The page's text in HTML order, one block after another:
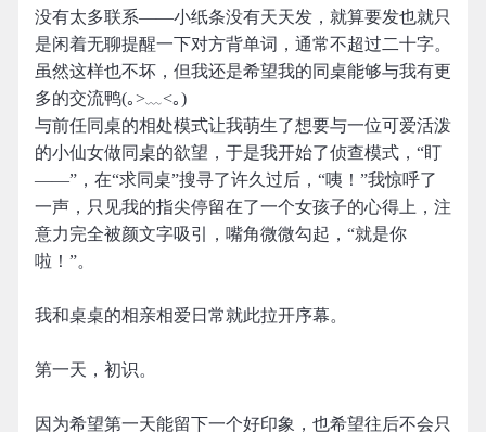
没有太多联系——小纸条没有天天发，就算要发也就只
是闲着无聊提醒一下对方背单词，通常不超过二十字。
虽然这样也不坏，但我还是希望我的同桌能够与我有更
多的交流鸭(｡>﹏<｡)
与前任同桌的相处模式让我萌生了想要与一位可爱活泼
的小仙女做同桌的欲望，于是我开始了侦查模式，“盯
——”，在“求同桌”搜寻了许久过后，“咦！”我惊呼了
一声，只见我的指尖停留在了一个女孩子的心得上，注
意力完全被颜文字吸引，嘴角微微勾起，“就是你
啦！”。
我和桌桌的相亲相爱日常就此拉开序幕。
第一天，初识。
因为希望第一天能留下一个好印象，也希望往后不会只